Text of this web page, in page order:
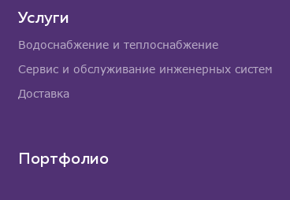
Услуги
Водоснабжение и теплоснабжение
Сервис и обслуживание инженерных систем
Доставка
Портфолио